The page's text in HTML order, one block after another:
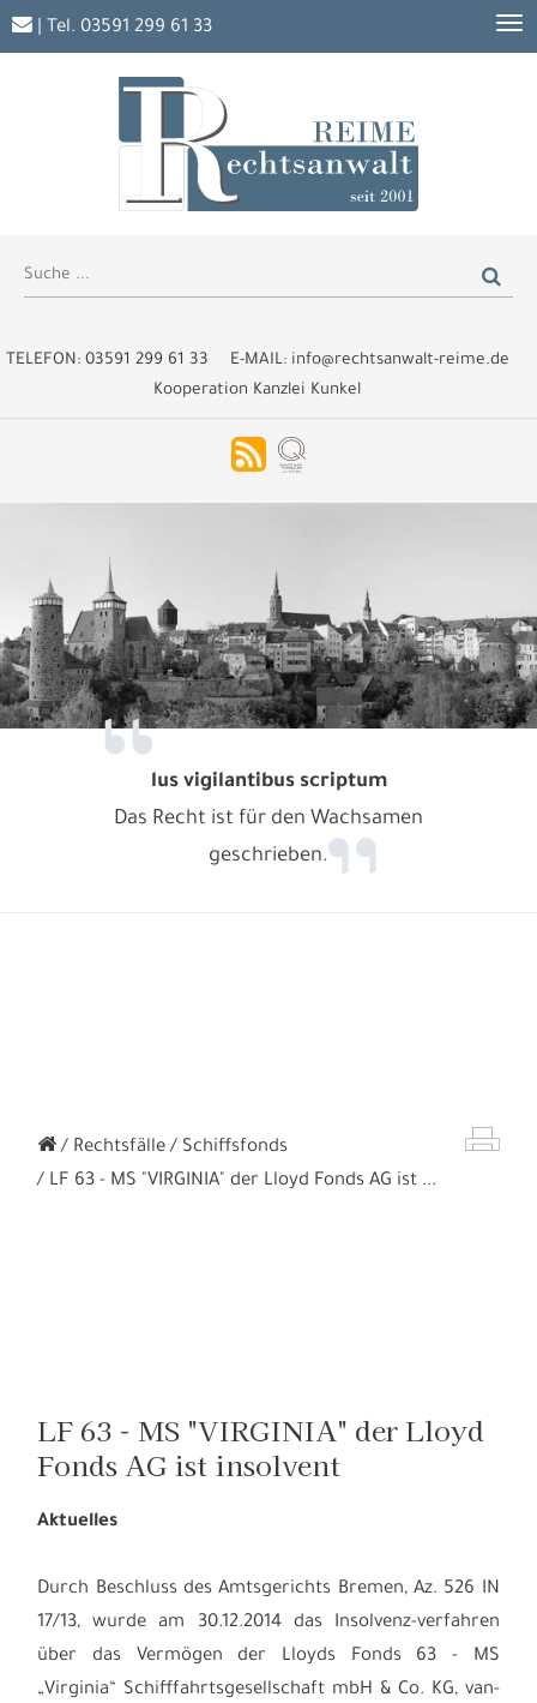
TELEFON: 03591 299 61 33 E-MAIL: info@rechtsanwalt-reime.de
Kooperation Kanzlei Kunkel
| Tel. 03591 299 61 33
lus vigilantibus scriptum
Das Recht ist für den Wachsamen
geschrieben.
Rechtsfälle
Schiffsfonds
LF 63 - MS "VIRGINIA" der Lloyd Fonds AG ist ...
LF 63 - MS "VIRGINIA" der Lloyd
Fonds AG ist insolvent
Aktuelles
Durch Beschluss des Amtsgerichts Bremen, Az. 526 IN
17/13, wurde am 30.12.2014 das Insolvenz-verfahren
über das Vermögen der Lloyds Fonds 63 - MS
„Virginia“ Schifffahrtsgesellschaft mbH & Co. KG, van-